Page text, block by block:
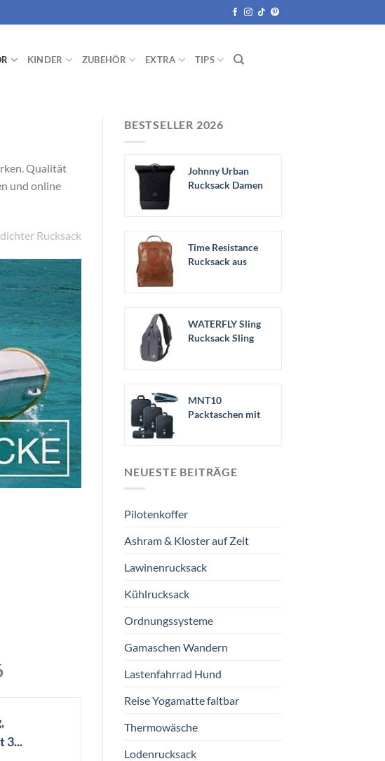
KINDER ZUBEHÖR EXTRA TIPS
Qualität
und online
Rucksack
3...
BESTSELLER 2026
Johnny Urban
Rucksack Damen
Time Resistance
Rucksack aus
WATERFLY Sling
Rucksack Sling
MNT10
Packtaschen mit
NEUESTE BEITRÄGE
Pilotenkoffer
Ashram & Kloster auf Zeit
Lawinenrucksack
Kühlrucksack
Ordnungssysteme
Gamaschen Wandern
Lastenfahrrad Hund
Reise Yogamatte faltbar
Thermowäsche
Lodenrucksack